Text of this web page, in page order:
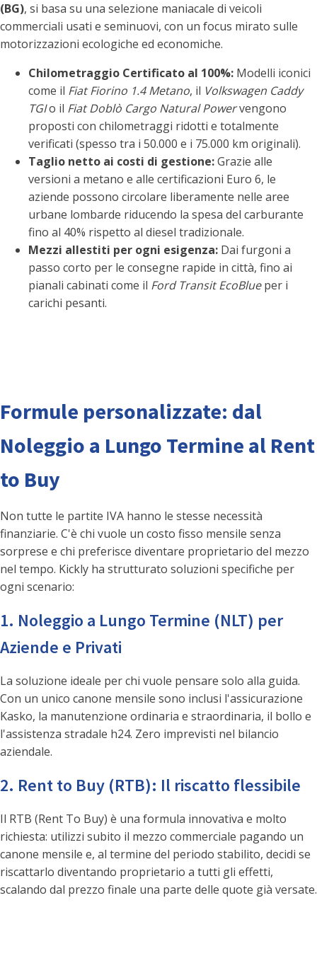
(BG), si basa su una selezione maniacale di veicoli
commerciali usati e seminuovi, con un focus mirato sulle
motorizzazioni ecologiche ed economiche.
Chilometraggio Certificato al 100%: Modelli iconici
come il Fiat Fiorino 1.4 Metano, il Volkswagen Caddy
TGIo il Fiat Doblò Cargo Natural Powervengono
proposti con chilometraggi ridotti e totalmente
verificati (spesso tra i 50.000 e i 75.000 km originali).
Taglio netto ai costi di gestione:Grazie alle
versioni a metano e alle certificazioni Euro 6, le
aziende possono circolare liberamente nelle aree
urbane lombarde riducendo la spesa del carburante
fino al 40% rispetto al diesel tradizionale.
Mezzi allestiti per ogni esigenza: Dai furgoni a
passo corto per le consegne rapide in città, fino ai
pianali cabinati come il Ford Transit EcoBlueper i
carichi pesanti.
Formule personalizzate: dal
Noleggio a Lungo Termine al Rent
to Buy
Non tutte le partite IVA hanno le stesse necessità
finanziarie. C'è chi vuole un costo fisso mensile senza
sorprese e chi preferisce diventare proprietario del mezzo
nel tempo. Kickly ha strutturato soluzioni specifiche per
ogni scenario:
1. Noleggio a Lungo Termine (NLT) per
Aziende e Privati
La soluzione ideale per chi vuole pensare solo alla guida.
Con un unico canone mensile sono inclusi l'assicurazione
Kasko, la manutenzione ordinaria e straordinaria, il bollo e
l'assistenza stradale h24. Zero imprevisti nel bilancio
aziendale.
2. Rent to Buy (RTB): Il riscatto flessibile
Il RTB (Rent To Buy) è una formula innovativa e molto
richiesta: utilizzi subito il mezzo commerciale pagando un
canone mensile e, al termine del periodo stabilito, decidi se
riscattarlo diventando proprietario a tutti gli effetti,
scalando dal prezzo finale una parte delle quote già versate.